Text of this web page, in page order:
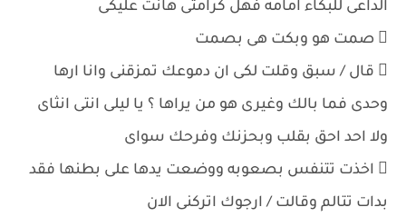
الداعى للبكاء امامه فهل كرامتى هانت عليكى
 صمت هو وبكت هى بصمت
 قال / سبق وقلت لكى ان دموعك تمزقنى وانا ارها
وحدى فما بالك وغيرى هو من يراها ؟ يا ليلى انتى انثاى
ولا احد احق بقلب وبحزنك وفرحك سواى
 اخذت تتنفس بصعوبه ووضعت يدها على بطنها فقد
بدات تتالم وقالت / ارجوك اتركنى الان